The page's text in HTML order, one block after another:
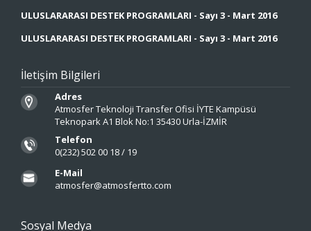
ULUSLARARASI DESTEK PROGRAMLARI - Sayı 3 - Mart 2016
ULUSLARARASI DESTEK PROGRAMLARI - Sayı 3 - Mart 2016
İletişim Bilgileri
Adres
Atmosfer Teknoloji Transfer Ofisi İYTE Kampüsü
Teknopark A1 Blok No:1 35430 Urla-İZMİR
Telefon
0(232) 502 00 18 / 19
E-Mail
atmosfer@atmosfertto.com
Sosyal Medya